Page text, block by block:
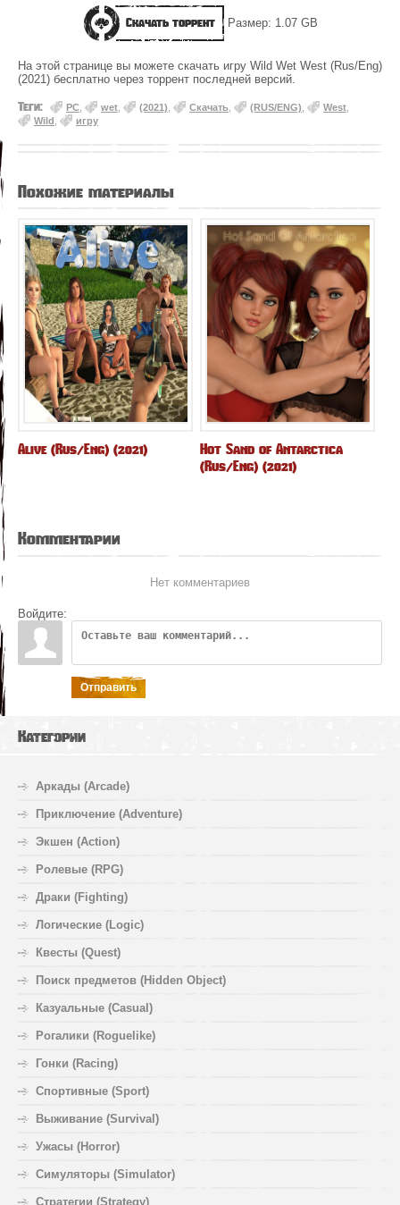
Скачать торрент Размер: 1.07 GB
На этой странице вы можете скачать игру Wild Wet West (Rus/Eng)
(2021) бесплатно через торрент последней версий.
Теги: PC wet (2021) Скачать (RUS/ENG) West
Wild
игру
Похожие материалы
Alive (Rus/Eng) (2021)
Hot Sand of Antarctica
(Rus/Eng) (2021)
Комментарии
Нет комментариев
Войдите:
Отправить
Категории
Аркады (Arcade)
Приключение (Adventure)
Экшен (Action)
Ролевые (RPG)
Драки (Fighting)
Логические (Logic)
Квесты (Quest)
Поиск предметов (Hidden Object)
Казуальные (Casual)
Рогалики (Roguelike)
Гонки (Racing)
Спортивные (Sport)
Выживание (Survival)
Ужасы (Horror)
Симуляторы (Simulator)
Стратегии (Strategy)